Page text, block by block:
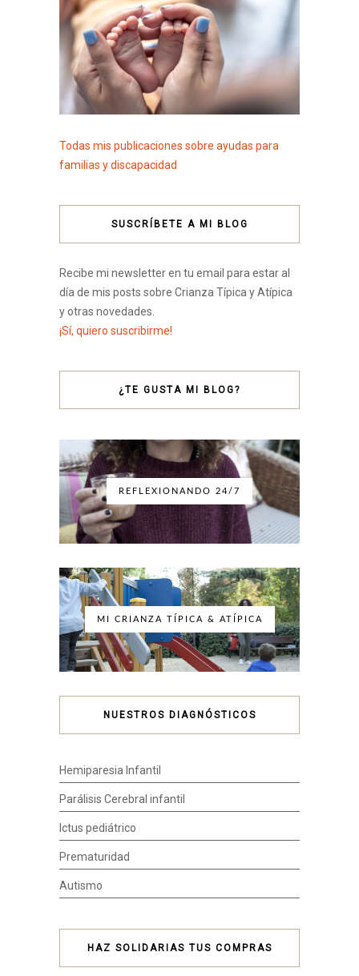
Todas mis publicaciones sobre ayudas para
familias y discapacidad
SUSCRÍBETE A MI BLOG
Recibe mi newsletter en tu email para estar al
día de mis posts sobre Crianza Típica y Atípica
y otras novedades.
¡Sí, quiero suscribirme!
¿TE GUSTA MI BLOG?
REFLEXIONANDO 24/7
MI CRIANZA TÍPICA & ATÍPICA
NUESTROS DIAGNÓSTICOS
Hemiparesia Infantil
Parálisis Cerebral infantil
Ictus pediátrico
Prematuridad
Autismo
HAZ SOLIDARIAS TUS COMPRAS